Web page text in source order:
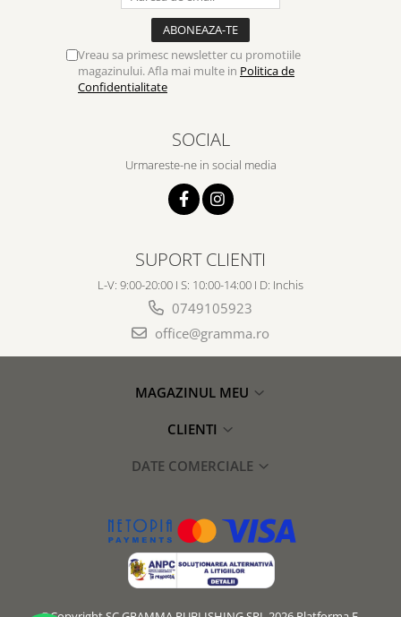
Vreau sa primesc newsletter cu promotiile
magazinului. Afla mai multe in Politica de
Confidentialitate
SOCIAL
Urmareste-ne in social media
SUPORT CLIENTI
L-V: 9:00-20:00 I S: 10:00-14:00 I D: Inchis
0749105923
office@gramma.ro
MAGAZINUL MEU
CLIENTI
DATE COMERCIALE